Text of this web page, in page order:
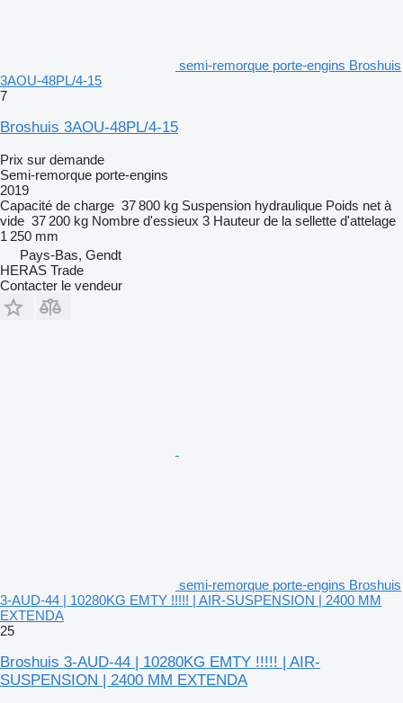
semi-remorque porte-engins Broshuis
3AOU-48PL/4-15
7
Broshuis 3AOU-48PL/4-15
Prix sur demande
Semi-remorque porte-engins
2019
Capacité de charge 37 800 kg Suspension hydraulique Poids net à
vide 37 200 kg Nombre d'essieux 3 Hauteur de la sellette d'attelage
1 250 mm
Pays-Bas, Gendt
HERAS Trade
Contacter le vendeur
semi-remorque porte-engins Broshuis
3-AUD-44 | 10280KG EMTY !!!!! | AIR-SUSPENSION | 2400 MM
EXTENDA
25
Broshuis 3-AUD-44 | 10280KG EMTY !!!!! | AIR-
SUSPENSION | 2400 MM EXTENDA